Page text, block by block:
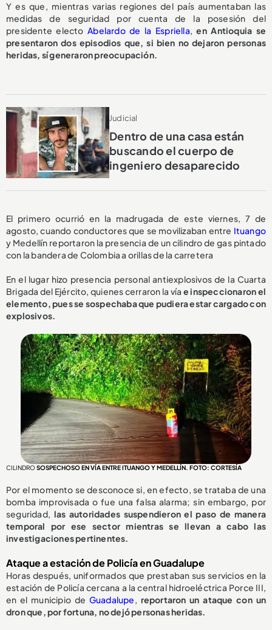
Y es que, mientras varias regiones del país aumentaban las
medidas de seguridad por cuenta de la posesión del
presidente electoAbelardo de la Espriella, en Antioquia se
presentaron dos episodios que, si bien no dejaron personas
heridas, sí generaron preocupación.
Judicial
Dentro de una casa están
buscando el cuerpo de
ingeniero desaparecido
El primero ocurrió en la madrugada de este viernes, 7 de
agosto, cuando conductores que se movilizaban entre Ituango
y Medellín reportaron la presencia de un cilindro de gas pintado
con la bandera de Colombia a orillas de la carretera
En el lugar hizo presencia personal antiexplosivos de la Cuarta
Brigada del Ejército, quienes cerraron la vía e inspeccionaron el
elemento, pues se sospechaba que pudiera estar cargado con
explosivos.
CILINDRO SOSPECHOSO EN VÍA ENTRE ITUANGO Y MEDELLÍN. FOTO: CORTESÍA
Por el momento se desconoce si, en efecto, se trataba de una
bomba improvisada o fue una falsa alarma; sin embargo, por
seguridad, las autoridades suspendieron el paso de manera
temporal por ese sector mientras se llevan a cabo las
investigaciones pertinentes.
Ataque a estación de Policía en Guadalupe
Horas después, uniformados que prestaban sus servicios en la
estación de Policía cercana a la central hidroeléctrica Porce III,
en el municipio de Guadalupe, reportaron un ataque con un
dron que, por fortuna, no dejó personas heridas.